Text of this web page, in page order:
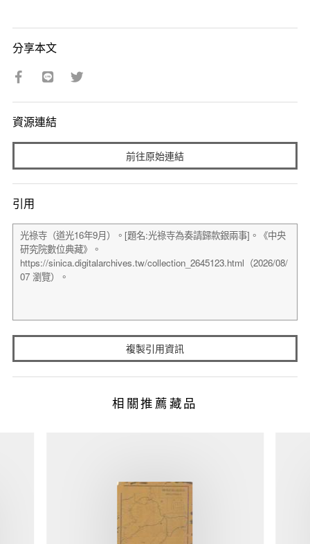
分享本文
資源連結
前往原始連結
引用
複製引用資訊
相關推薦藏品